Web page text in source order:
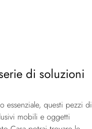
di soluzioni
essenziale, questi pezzi di
mobili e oggetti